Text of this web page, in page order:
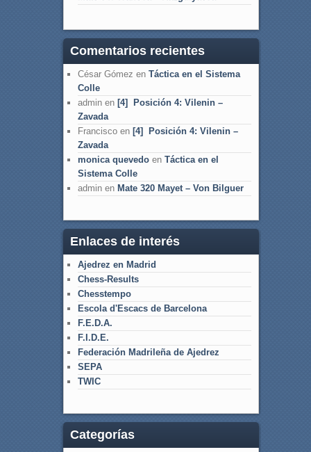
Comentarios recientes
César Gómez en Táctica en el Sistema
Colle
adminen [4] Posición 4: Vilenin –
Zavada
Franciscoen [4] Posición 4: Vilenin –
Zavada
monica quevedoen Táctica en el
Sistema Colle
adminen Mate 320 Mayet – Von Bilguer
Enlaces de interés
Ajedrez en Madrid
Chess-Results
Chesstempo
Escola d'Escacs de Barcelona
F.E.D.A.
F.I.D.E.
Federación Madrileña de Ajedrez
SEPA
TWIC
Categorías